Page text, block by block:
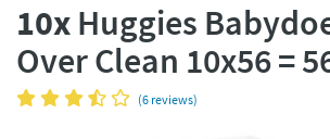
Betaal met Klarna
10x Huggies
Over Clean 10x56 =
(6 reviews)